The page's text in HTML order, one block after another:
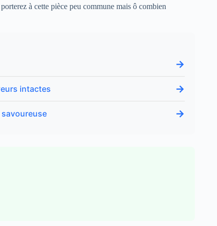
à cette pièce peu commune mais ô combien
→
intactes →
→